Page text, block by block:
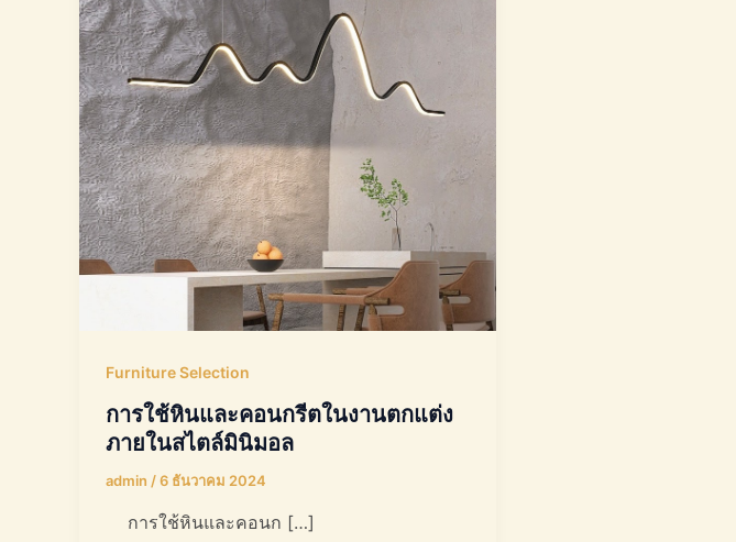
Furniture Selection
การใช้หินและคอนกรีตในงานตกแต่ง
ภายในสไตล์มินิมอล
admin /6 ธันวาคม 2024
การใช้หินและคอนก […]